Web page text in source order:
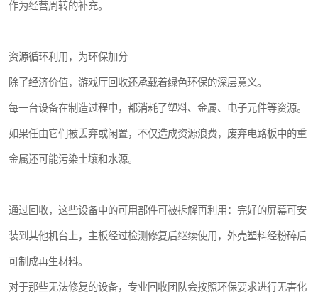
作为经营周转的补充。
资源循环利用，为环保加分
除了经济价值，游戏厅回收还承载着绿色环保的深层意义。
每一台设备在制造过程中，都消耗了塑料、金属、电子元件等资源。
如果任由它们被丢弃或闲置，不仅造成资源浪费，废弃电路板中的重
金属还可能污染土壤和水源。
通过回收，这些设备中的可用部件可被拆解再利用：完好的屏幕可安
装到其他机台上，主板经过检测修复后继续使用，外壳塑料经粉碎后
可制成再生材料。
对于那些无法修复的设备，专业回收团队会按照环保要求进行无害化